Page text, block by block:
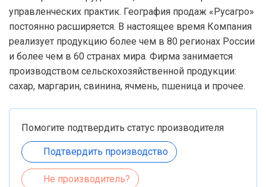
управленческих практик. География продаж «Русагро»
постоянно расширяется. В настоящее время Компания
реализует продукцию более чем в 80 регионах России
и более чем в 60 странах мира. Фирма занимается
производством сельскохозяйственной продукции:
сахар, маргарин, свинина, ячмень, пшеница и прочее.
Помогите подтвердить статус производителя
Подтвердить производство
Не производитель?